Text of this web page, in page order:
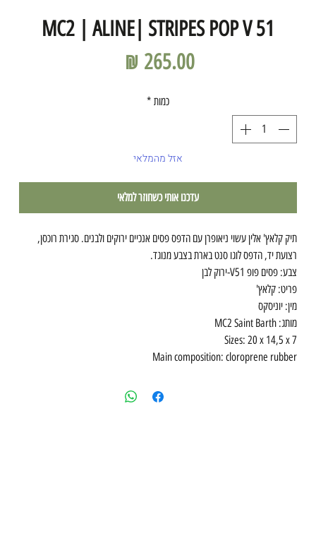
MC2 | ALINE| STRIPES POP V 51
כמות *
אזל מהמלאי
עדכנו אותי כשחוזר למלאי
תיק קלאץ' אלין עשוי ניאופרן עם הדפס פסים אנכיים ירוקים ולבנים. סגירת רוכסן,
רצועת יד, הדפס לוגו סנט בארת בצבע מנוגד.
צבע: פסים פופ V51-ירוק לבן
פריט: קלאץ'
מין: יוניסקס
מותג: MC2 Saint Barth
Sizes: 20 x 14,5 x 7
Main composition: cloroprene rubber